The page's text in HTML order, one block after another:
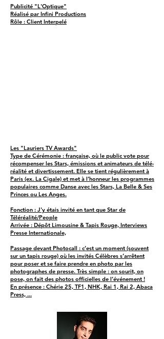
Publicité "L'Optique"
Réalisé par Infini Productions
Rôle : Client Interpelé
Les "Lauriers TV Awards"
Type de Cérémonie : française, où le public vote pour
récompenser les Stars, émissions et animateurs de télé-
réalité et divertissement. Elle se tient régulièrement à
Paris (ex. La Cigale) et met à l’honneur les programmes
populaires comme Danse avec les Stars, La Belle & Ses
Princes ou Les Anges.
Fonction : J'y étais invité en tant que Star de
Téléréalité/People
Arrivée : Dépôt Limousine & Tapis Rouge, Interviews
Presse Internationale,
Passage devant Photocall : c’est un moment (souvent
sur un tapis rouge) où les invités Célèbres s’arrêtent
pour poser et se faire prendre en photo par les
photographes de presse. Très simple : on sourit, on
pose, on fait des photos officielles de l’événement !
En présence : Chérie 25, TF1, NHK, Rai 1, Rai 2, Abaca
Press, ...